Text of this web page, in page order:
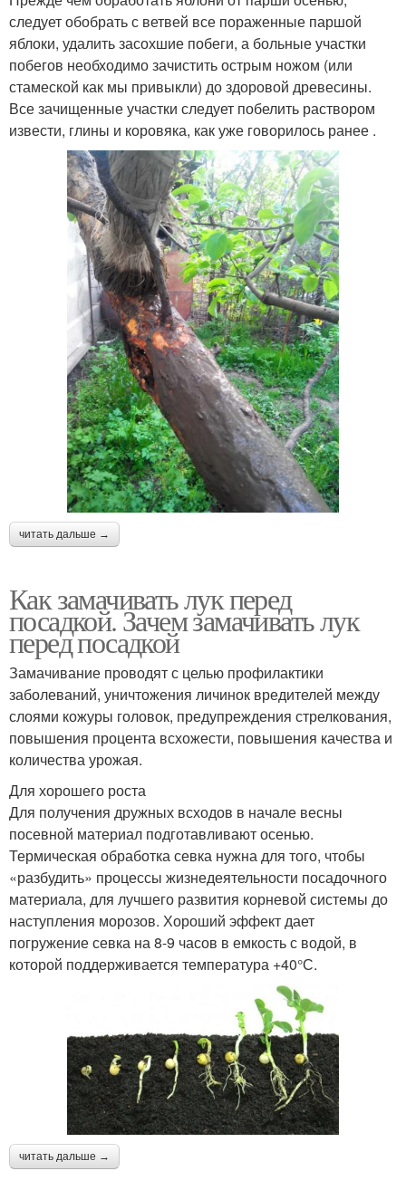
следует обобрать с ветвей все пораженные паршой
яблоки, удалить засохшие побеги, а больные участки
побегов необходимо зачистить острым ножом (или
стамеской как мы привыкли) до здоровой древесины.
Все зачищенные участки следует побелить раствором
извести, глины и коровяка, как уже говорилось ранее .
читать дальше →
Как замачивать лук перед
посадкой. Зачем замачивать лук
перед посадкой
Замачивание проводят с целью профилактики
заболеваний, уничтожения личинок вредителей между
слоями кожуры головок, предупреждения стрелкования,
повышения процента всхожести, повышения качества и
количества урожая.
Для хорошего роста
Для получения дружных всходов в начале весны
посевной материал подготавливают осенью.
Термическая обработка севка нужна для того, чтобы
«разбудить» процессы жизнедеятельности посадочного
материала, для лучшего развития корневой системы до
наступления морозов. Хороший эффект дает
погружение севка на 8-9 часов в емкость с водой, в
которой поддерживается температура +40°С.
читать дальше →